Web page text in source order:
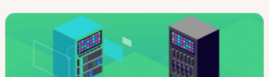
a
t
u
a
l
o
s